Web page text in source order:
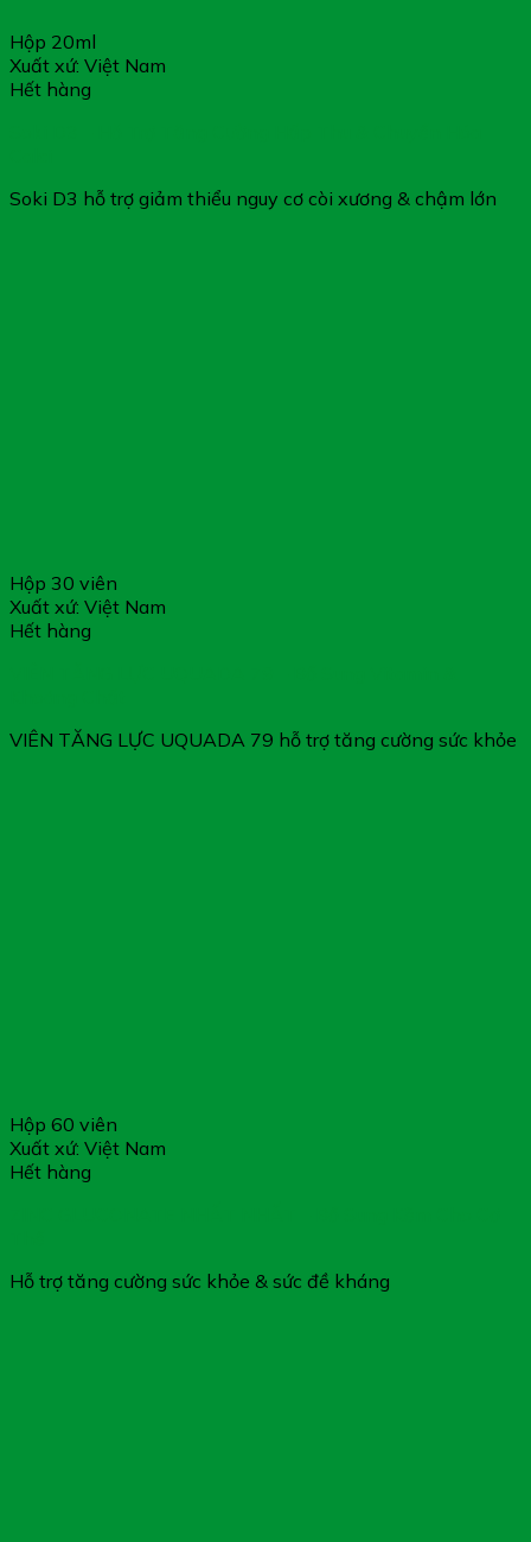
Hộp 20ml
Xuất xứ: Việt Nam
Hết hàng
Soki D3 hỗ trợ giảm thiểu nguy cơ còi xương & chậm lớn
Hộp 30 viên
Xuất xứ: Việt Nam
Hết hàng
VIÊN TĂNG LỰC UQUADA 79 hỗ trợ tăng cường sức khỏe
Hộp 60 viên
Xuất xứ: Việt Nam
Hết hàng
Hỗ trợ tăng cường sức khỏe & sức đề kháng